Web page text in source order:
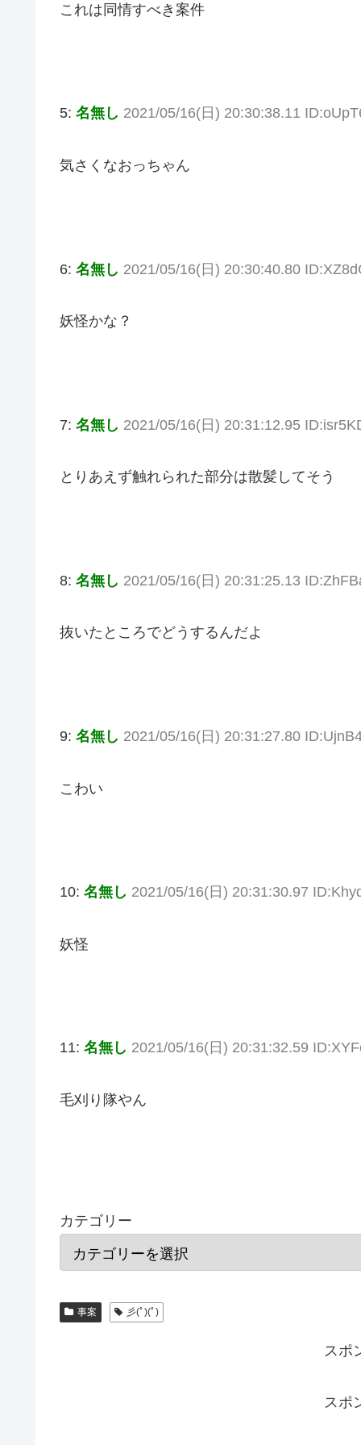
これは同情すべき案件
5: 名無し 2021/05/16(日) 20:30:38.11
気さくなおっちゃん
6: 名無し 2021/05/16(日) 20:30:40.80
妖怪かな？
7: 名無し 2021/05/16(日) 20:31:12.95
とりあえず触れられた部分は散髪してそう
8: 名無し 2021/05/16(日) 20:31:25.13
抜いたところでどうするんだよ
9: 名無し 2021/05/16(日) 20:31:27.80
こわい
10: 名無し 2021/05/16(日) 20:31:30.97
妖怪
11: 名無し 2021/05/16(日) 20:31:32.59
毛刈り隊やん
カテゴリー
事案 彡(ﾟ)(ﾟ)
スポ
スポ